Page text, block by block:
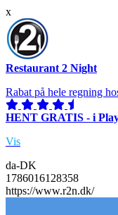
x
Restaurant 2 Night
Rabat på hele regning
HENT GRATIS - i
Vis
da-DK
1786016128358
https://www.r2n.dk/